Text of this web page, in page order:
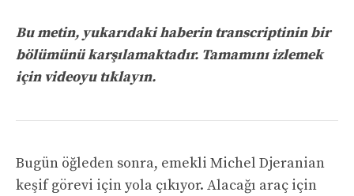
Bu metin, yukarıdaki haberin transcriptinin bir
bölümünü karşılamaktadır. Tamamını izlemek
için videoyu tıklayın.
Bugün öğleden sonra, emekli Michel Djeranian
keşif görevi için yola çıkıyor. Alacağı araç için